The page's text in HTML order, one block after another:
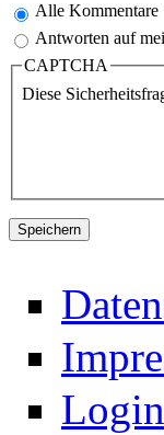
Alle Kommentare
Antworten auf
CAPTCHA
Diese
Login